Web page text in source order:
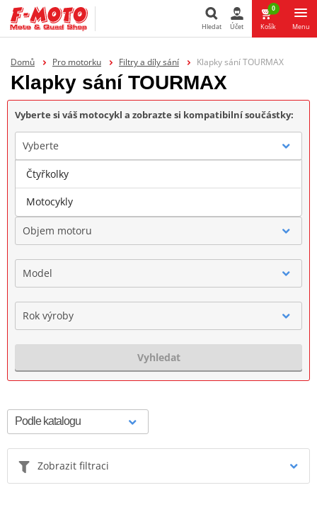
Hledat
Hledat Účet
0
Košík Menu
Domů Pro motorku Filtry a díly sání Klapky sání TOURMAX
Klapky sání TOURMAX
Vyberte si váš motocykl a zobrazte si kompatibilní součástky:
Vyberte
Značka
Objem motoru
Model
Rok výroby
Vyhledat
Zobrazit filtraci
Čtyřkolky
Motocykly